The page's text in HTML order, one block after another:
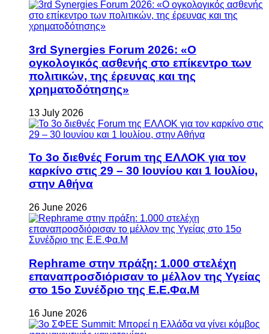
3rd Synergies Forum 2026: «Ο
ογκολογικός ασθενής στο επίκεντρο των
πολιτικών, της έρευνας και της
χρηματοδότησης»
13 July 2026
Το 3ο διεθνές Forum της ΕΛΛΟΚ για τον
καρκίνο στις 29 – 30 Ιουνίου και 1 Ιουλίου,
στην Αθήνα
26 June 2026
Rephrame στην πράξη: 1.000 στελέχη
επαναπροσδιόρισαν το μέλλον της Υγείας
στο 15ο Συνέδριο της Ε.Ε.Φα.Μ
16 June 2026